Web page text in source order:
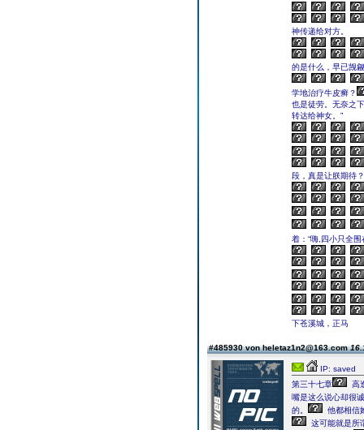
神传递给对方。
的是什么，早已觊
学地治疗牛皮癣？
也是徒劳。无奈之
转达给神女。”
段，真是让朕期待？
着：“嗨,四小只全围
下苍溪城，正马
#485930 von heletaz1n2@163.com
IP: saved
第三十七章
高
嘴是这么说心却很
的。
他都相信
这可能就是所